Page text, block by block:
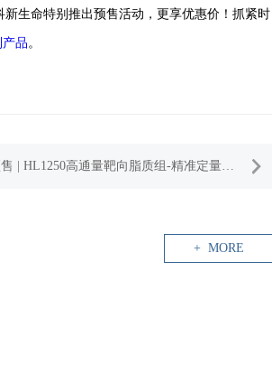
生命特别推出预售活动，更享优惠价！抓紧时
品。
| HL1250高通量靶向脂质组-精准定量上
+ MORE